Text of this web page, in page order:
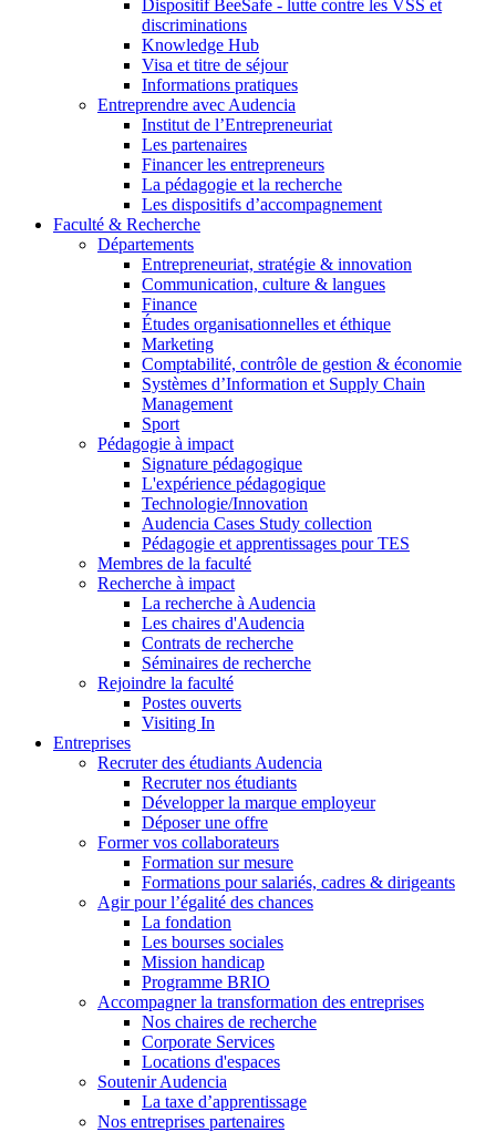
Dispositif BeeSafe - lutte contre les VSS et
discriminations
Knowledge Hub
Visa et titre de séjour
Informations pratiques
Entreprendre avec Audencia
Institut de l’Entrepreneuriat
Les partenaires
Financer les entrepreneurs
La pédagogie et la recherche
Les dispositifs d’accompagnement
Faculté & Recherche
Départements
Entrepreneuriat, stratégie & innovation
Communication, culture & langues
Finance
Études organisationnelles et éthique
Marketing
Comptabilité, contrôle de gestion & économie
Systèmes d’Information et Supply Chain
Management
Sport
Pédagogie à impact
Signature pédagogique
L'expérience pédagogique
Technologie/Innovation
Audencia Cases Study collection
Pédagogie et apprentissages pour TES
Membres de la faculté
Recherche à impact
La recherche à Audencia
Les chaires d'Audencia
Contrats de recherche
Séminaires de recherche
Rejoindre la faculté
Postes ouverts
Visiting In
Entreprises
Recruter des étudiants Audencia
Recruter nos étudiants
Développer la marque employeur
Déposer une offre
Former vos collaborateurs
Formation sur mesure
Formations pour salariés, cadres & dirigeants
Agir pour l’égalité des chances
La fondation
Les bourses sociales
Mission handicap
Programme BRIO
Accompagner la transformation des entreprises
Nos chaires de recherche
Corporate Services
Locations d'espaces
Soutenir Audencia
La taxe d’apprentissage
Nos entreprises partenaires